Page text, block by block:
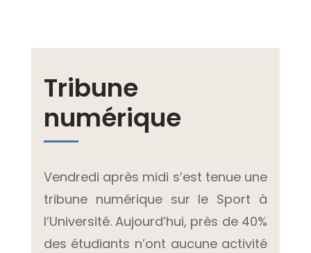
Tribune
numérique
Vendredi après midi s’est tenue une
tribune numérique sur le Sport à
l’Université. Aujourd’hui, près de 40%
des étudiants n’ont aucune activité